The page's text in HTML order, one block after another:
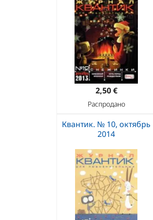
2,50 €
Распродано
Квантик. № 10, октябрь
2014